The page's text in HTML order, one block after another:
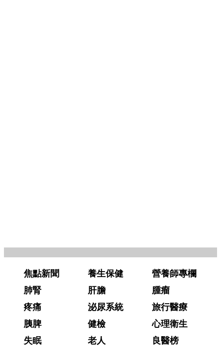
焦點新聞 養生保健
營養師專欄
肺腎
肝膽
腫瘤
疼痛
泌尿系統
旅行醫療
胰脾
健檢
心理衛生
失眠
老人
良醫榜